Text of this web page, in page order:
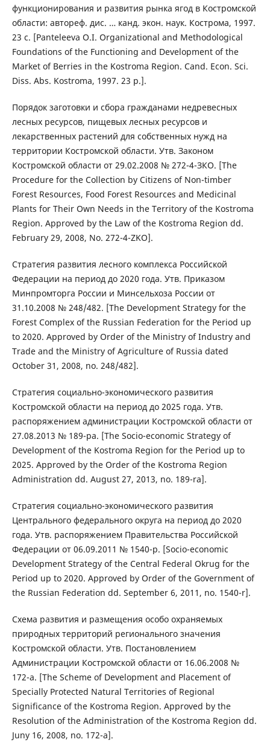
функционирования и развития рынка ягод в Костромской
области: автореф. дис. … канд. экон. наук. Кострома, 1997.
23 с. [Panteleeva O.I. Organizational and Methodological
Foundations of the Functioning and Development of the
Market of Berries in the Kostroma Region. Cand. Econ. Sci.
Diss. Abs. Kostroma, 1997. 23 p.].
Порядок заготовки и сбора гражданами недревесных
лесных ресурсов, пищевых лесных ресурсов и
лекарственных растений для собственных нужд на
территории Костромской области. Утв. Законом
Костромской области от 29.02.2008 № 272-4-ЗКО. [The
Procedure for the Collection by Citizens of Non-timber
Forest Resources, Food Forest Resources and Medicinal
Plants for Their Own Needs in the Territory of the Kostroma
Region. Approved by the Law of the Kostroma Region dd.
February 29, 2008, No. 272-4-ZKO].
Стратегия развития лесного комплекса Российской
Федерации на период до 2020 года. Утв. Приказом
Минпромторга России и Минсельхоза России от
31.10.2008 № 248/482. [The Development Strategy for the
Forest Complex of the Russian Federation for the Period up
to 2020. Approved by Order of the Ministry of Industry and
Trade and the Ministry of Agriculture of Russia dated
October 31, 2008, no. 248/482].
Стратегия социально-экономического развития
Костромской области на период до 2025 года. Утв.
распоряжением администрации Костромской области от
27.08.2013 № 189-ра. [The Socio-economic Strategy of
Development of the Kostroma Region for the Period up to
2025. Approved by the Order of the Kostroma Region
Administration dd. August 27, 2013, no. 189-ra].
Стратегия социально-экономического развития
Центрального федерального округа на период до 2020
года. Утв. распоряжением Правительства Российской
Федерации от 06.09.2011 № 1540-р. [Socio-economic
Development Strategy of the Central Federal Okrug for the
Period up to 2020. Approved by Order of the Government of
the Russian Federation dd. September 6, 2011, no. 1540-r].
Схема развития и размещения особо охраняемых
природных территорий регионального значения
Костромской области. Утв. Постановлением
Администрации Костромской области от 16.06.2008 №
172-а. [The Scheme of Development and Placement of
Specially Protected Natural Territories of Regional
Significance of the Kostroma Region. Approved by the
Resolution of the Administration of the Kostroma Region dd.
Juny 16, 2008, no. 172-a].